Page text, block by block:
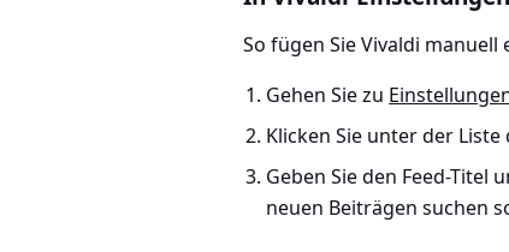
So fügen Sie Vivaldi manuell
Gehen Sie zu
Klicken Sie unter der
Geben Sie den Feed-Titel
neuen Beiträgen suchen